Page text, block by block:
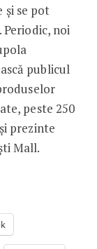
și se pot
noi
publicul
peste 250
prezinte
Mall.